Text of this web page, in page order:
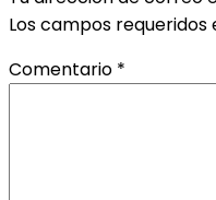
Los campos
Comentario *